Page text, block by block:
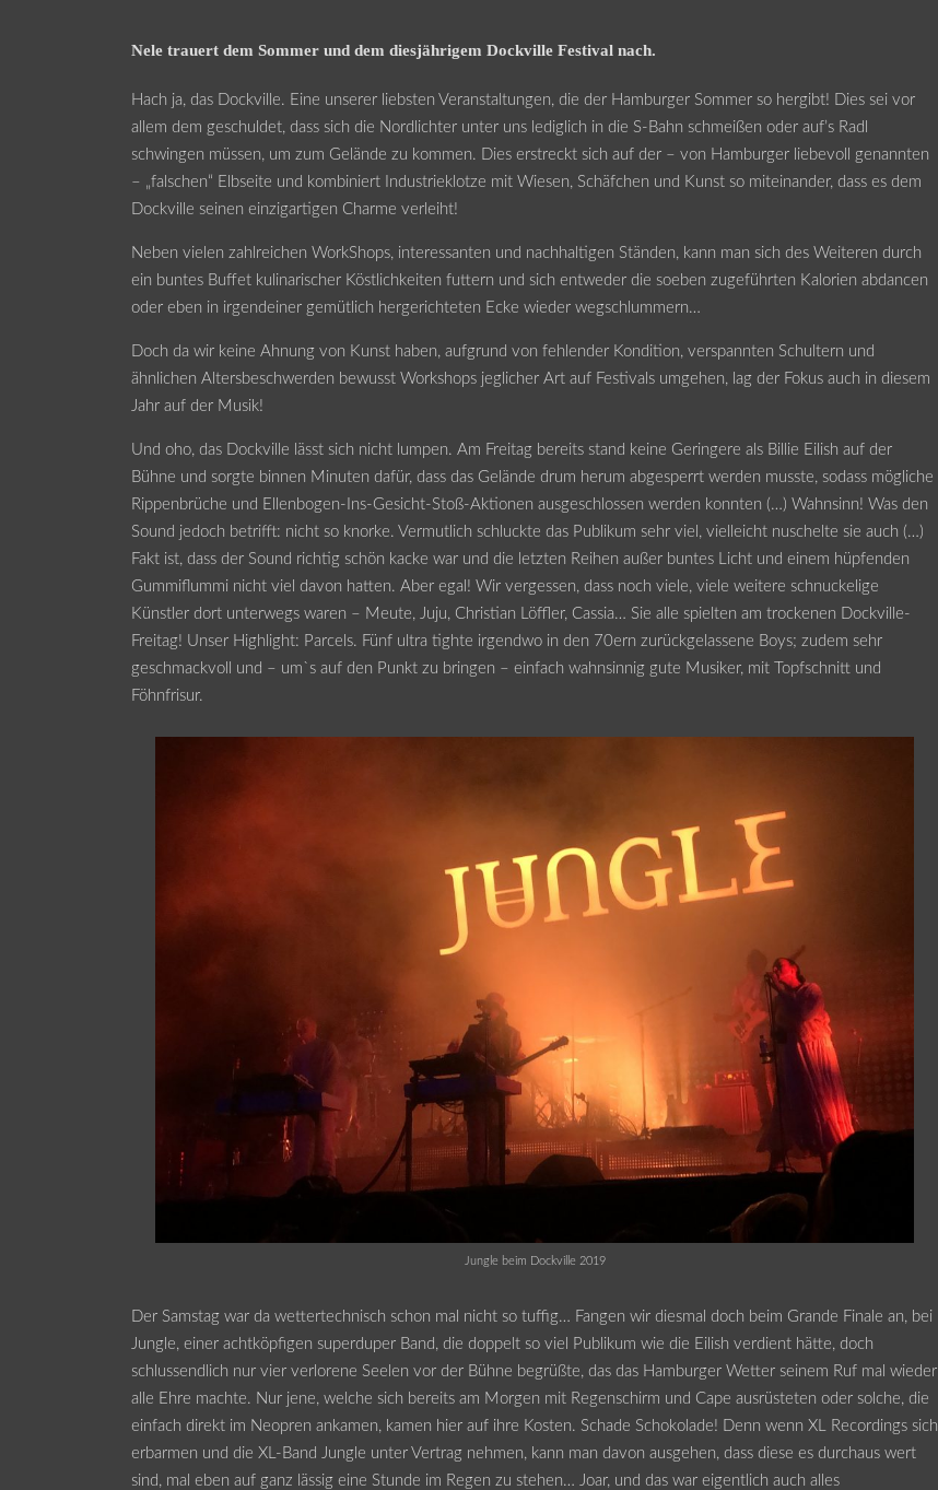
Nele trauert dem Sommer und dem diesjährigem Dockville Festival nach.
Hach ja, das Dockville. Eine unserer liebsten Veranstaltungen, die der Hamburger Sommer so hergibt! Dies sei vor
allem dem geschuldet, dass sich die Nordlichter unter uns lediglich in die S-Bahn schmeißen oder auf’s Radl
schwingen müssen, um zum Gelände zu kommen. Dies erstreckt sich auf der – von Hamburger liebevoll genannten
– „falschen“ Elbseite und kombiniert Industrieklotze mit Wiesen, Schäfchen und Kunst so miteinander, dass es dem
Dockville seinen einzigartigen Charme verleiht!
Neben vielen zahlreichen WorkShops, interessanten und nachhaltigen Ständen, kann man sich des Weiteren durch
ein buntes Buffet kulinarischer Köstlichkeiten futtern und sich entweder die soeben zugeführten Kalorien abdancen
oder eben in irgendeiner gemütlich hergerichteten Ecke wieder wegschlummern…
Doch da wir keine Ahnung von Kunst haben, aufgrund von fehlender Kondition, verspannten Schultern und
ähnlichen Altersbeschwerden bewusst Workshops jeglicher Art auf Festivals umgehen, lag der Fokus auch in diesem
Jahr auf der Musik!
Und oho, das Dockville lässt sich nicht lumpen. Am Freitag bereits stand keine Geringere als Billie Eilish auf der
Bühne und sorgte binnen Minuten dafür, dass das Gelände drum herum abgesperrt werden musste, sodass mögliche
Rippenbrüche und Ellenbogen-Ins-Gesicht-Stoß-Aktionen ausgeschlossen werden konnten (…) Wahnsinn! Was den
Sound jedoch betrifft: nicht so knorke. Vermutlich schluckte das Publikum sehr viel, vielleicht nuschelte sie auch (…)
Fakt ist, dass der Sound richtig schön kacke war und die letzten Reihen außer buntes Licht und einem hüpfenden
Gummiflummi nicht viel davon hatten. Aber egal! Wir vergessen, dass noch viele, viele weitere schnuckelige
Künstler dort unterwegs waren – Meute, Juju, Christian Löffler, Cassia… Sie alle spielten am trockenen Dockville-
Freitag! Unser Highlight: Parcels. Fünf ultra tighte irgendwo in den 70ern zurückgelassene Boys; zudem sehr
geschmackvoll und – um`s auf den Punkt zu bringen – einfach wahnsinnig gute Musiker, mit Topfschnitt und
Föhnfrisur.
Jungle beim Dockville 2019
Der Samstag war da wettertechnisch schon mal nicht so tuffig… Fangen wir diesmal doch beim Grande Finale an, bei
Jungle, einer achtköpfigen superduper Band, die doppelt so viel Publikum wie die Eilish verdient hätte, doch
schlussendlich nur vier verlorene Seelen vor der Bühne begrüßte, das das Hamburger Wetter seinem Ruf mal wieder
alle Ehre machte. Nur jene, welche sich bereits am Morgen mit Regenschirm und Cape ausrüsteten oder solche, die
einfach direkt im Neopren ankamen, kamen hier auf ihre Kosten. Schade Schokolade! Denn wenn XL Recordings sich
erbarmen und die XL-Band Jungle unter Vertrag nehmen, kann man davon ausgehen, dass diese es durchaus wert
sind, mal eben auf ganz lässig eine Stunde im Regen zu stehen… Joar, und das war eigentlich auch alles